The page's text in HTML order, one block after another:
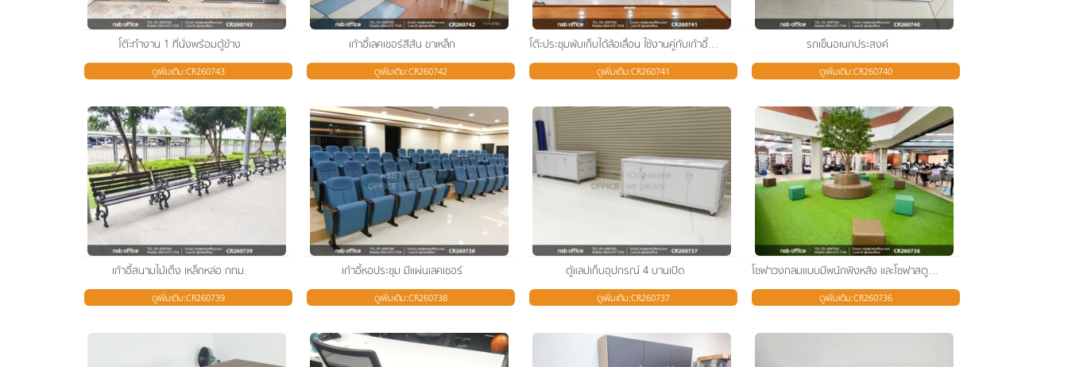
โต๊ะทำงาน 1 ที่นั่งพร้อมตู้ข้าง
ดูเพิ่มเติม:CR260743
เก้าอี้เลคเชอร์สีสัน ขาเหล็ก
ดูเพิ่มเติม:CR260742
โต๊ะประชุมพับเก็บได้ล้อเลื่อน ใช้งานคู่กับเก้าอี้อเนกประสงค์เฟรมโพลี่
ดูเพิ่มเติม:CR260741
รถเข็นอเนกประสงค์
ดูเพิ่มเติม:CR260740
เก้าอี้สนามไม้เต็ง เหล็กหล่อ กทม.
ดูเพิ่มเติม:CR260739
เก้าอี้หอประชุม มีแผ่นเลคเชอร์
ดูเพิ่มเติม:CR260738
ตู้แลปเก็บอุปกรณ์ 4 บานเปิด
ดูเพิ่มเติม:CR260737
โซฟาวงกลมแบบมีพนักพิงหลัง และโซฟาสตูลเหลี่ยมเตี้ย
ดูเพิ่มเติม:CR260736